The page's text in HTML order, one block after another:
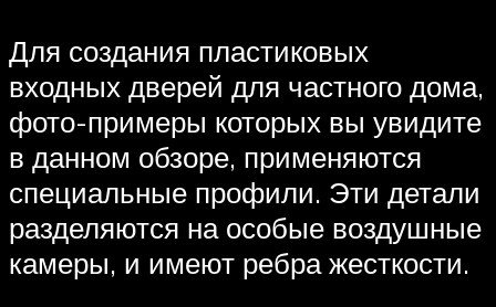
Для создания пластиковых
входных дверей для частного дома,
фото-примеры которых вы увидите
в данном обзоре, применяются
специальные профили. Эти детали
разделяются на особые воздушные
камеры, и имеют ребра жесткости.